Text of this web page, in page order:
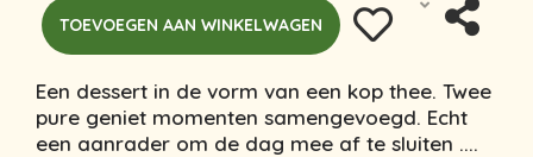
TOEVOEGEN AAN WINKELWAGEN
Een dessert in de vorm van een kop thee. Twee
pure geniet momenten samengevoegd. Echt
een aanrader om de dag mee af te sluiten ....